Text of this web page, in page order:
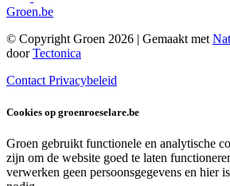
Groen.be
© Copyright Groen 2026 | Gemaakt met
doorTectonica
ContactPrivacybeleid
Cookies op groenroeselare.be
Groen gebruikt functionele en analytische
zijn om de website goed te laten
verwerken geen persoonsgegevens en hier